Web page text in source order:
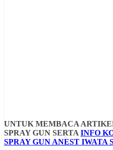
UNTUK MEMBACA
SPRAY GUN SERTA INFO
SPRAY GUN ANEST